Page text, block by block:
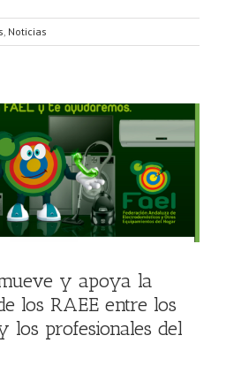
Noticias
y apoya la
los RAEE entre los
los profesionales del